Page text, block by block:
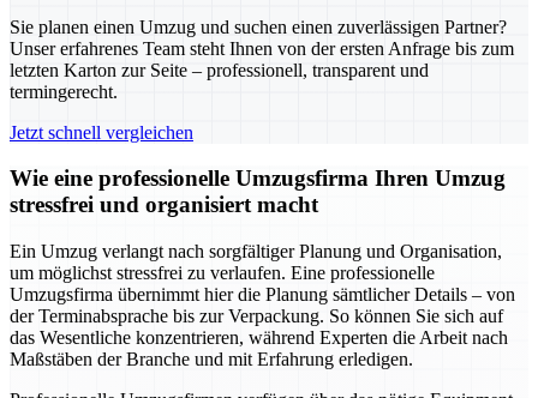
Sie planen einen Umzug und suchen einen zuverlässigen Partner?
Unser erfahrenes Team steht Ihnen von der ersten Anfrage bis zum
letzten Karton zur Seite – professionell, transparent und
termingerecht.
Jetzt schnell vergleichen
Wie eine professionelle Umzugsfirma Ihren Umzug
stressfrei und organisiert macht
Ein Umzug verlangt nach sorgfältiger Planung und Organisation,
um möglichst stressfrei zu verlaufen. Eine professionelle
Umzugsfirma übernimmt hier die Planung sämtlicher Details – von
der Terminabsprache bis zur Verpackung. So können Sie sich auf
das Wesentliche konzentrieren, während Experten die Arbeit nach
Maßstäben der Branche und mit Erfahrung erledigen.